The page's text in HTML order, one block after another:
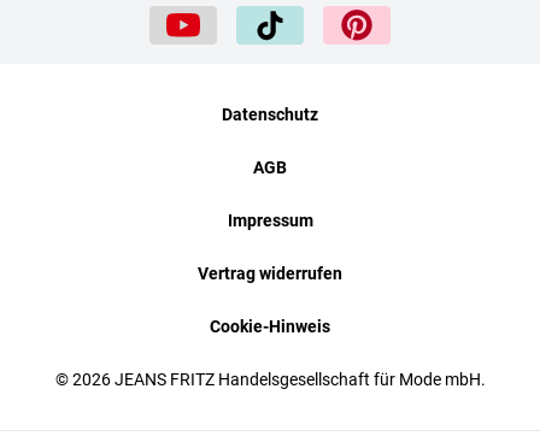
© 2026 JEANS FRITZ Handelsgesellschaft für Mode mbH.
Datenschutz
AGB
Impressum
Vertrag widerrufen
Cookie-Hinweis